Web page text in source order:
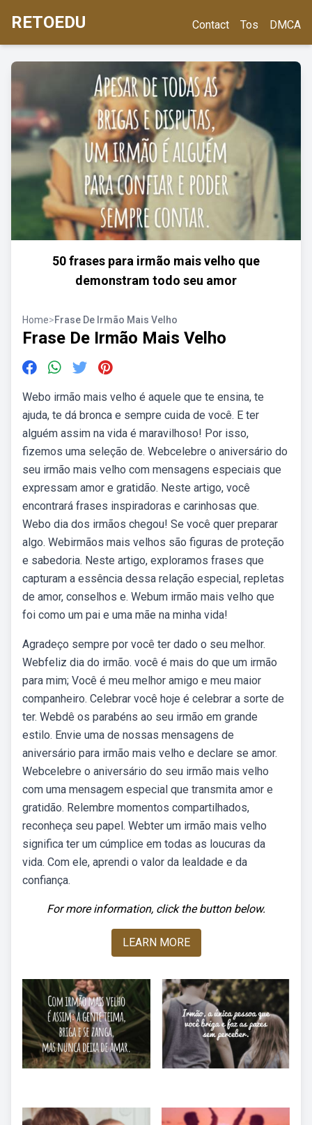
RETOEDU Contact Tos DMCA
50 frases para irmão mais velho que
demonstram todo seu amor
Home>Frase De Irmão Mais Velho
Frase De Irmão Mais Velho
Webo irmão mais velho é aquele que te ensina, te
ajuda, te dá bronca e sempre cuida de você. E ter
alguém assim na vida é maravilhoso! Por isso,
fizemos uma seleção de. Webcelebre o aniversário do
seu irmão mais velho com mensagens especiais que
expressam amor e gratidão. Neste artigo, você
encontrará frases inspiradoras e carinhosas que.
Webo dia dos irmãos chegou! Se você quer preparar
algo. Webirmãos mais velhos são figuras de proteção
e sabedoria. Neste artigo, exploramos frases que
capturam a essência dessa relação especial, repletas
de amor, conselhos e. Webum irmão mais velho que
foi como um pai e uma mãe na minha vida!
Agradeço sempre por você ter dado o seu melhor.
Webfeliz dia do irmão. você é mais do que um irmão
para mim; Você é meu melhor amigo e meu maior
companheiro. Celebrar você hoje é celebrar a sorte de
ter. Webdê os parabéns ao seu irmão em grande
estilo. Envie uma de nossas mensagens de
aniversário para irmão mais velho e declare se amor.
Webcelebre o aniversário do seu irmão mais velho
com uma mensagem especial que transmita amor e
gratidão. Relembre momentos compartilhados,
reconheça seu papel. Webter um irmão mais velho
significa ter um cúmplice em todas as loucuras da
vida. Com ele, aprendi o valor da lealdade e da
confiança.
For more information, click the button below.
LEARN MORE